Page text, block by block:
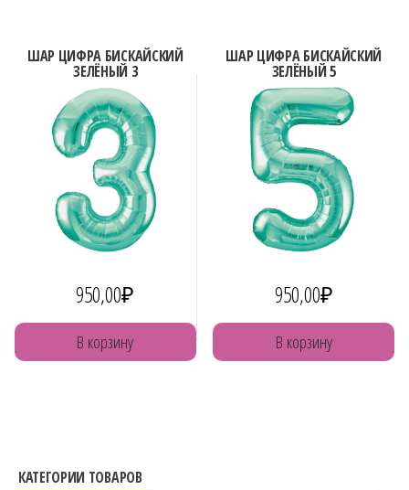
ШАР ЦИФРА БИСКАЙСКИЙ
ЗЕЛЁНЫЙ 3
950,00₽
В корзину
ШАР ЦИФРА БИСКАЙСКИЙ
ЗЕЛЁНЫЙ 5
950,00₽
В корзину
КАТЕГОРИИ ТОВАРОВ